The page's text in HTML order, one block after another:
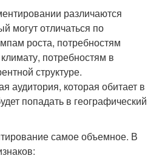
различаются
могут отличаться по
роста, потребностям
потребностям в
структуре.
аудитория, которая обитает в
попадать в географический
самое объемное. В